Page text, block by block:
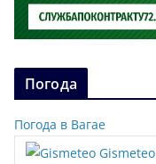
Погода
Погода в Вагае
Gismeteo